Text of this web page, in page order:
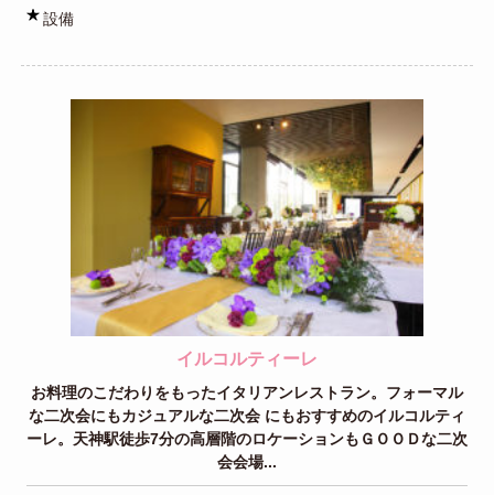
設備
イルコルティーレ
お料理のこだわりをもったイタリアンレストラン。フォーマル
な二次会にもカジュアルな二次会 にもおすすめのイルコルティ
ーレ。天神駅徒歩7分の高層階のロケーションもＧＯＯＤな二次
会会場...